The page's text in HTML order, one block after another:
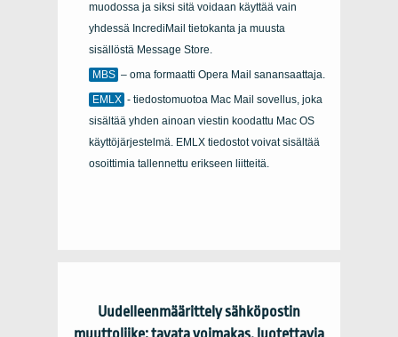
muodossa ja siksi sitä voidaan käyttää vain
yhdessä IncrediMail tietokanta ja muusta
sisällöstä Message Store.
MBS –oma formaattiOpera Mail sanansaattaja.
EMLX - tiedostomuotoa Mac Mail sovellus, joka
sisältää yhden ainoan viestin koodattu Mac OS
käyttöjärjestelmä. EMLX tiedostot voivat sisältää
osoittimia tallennettu erikseen liitteitä.
Uudelleenmäärittely sähköpostin